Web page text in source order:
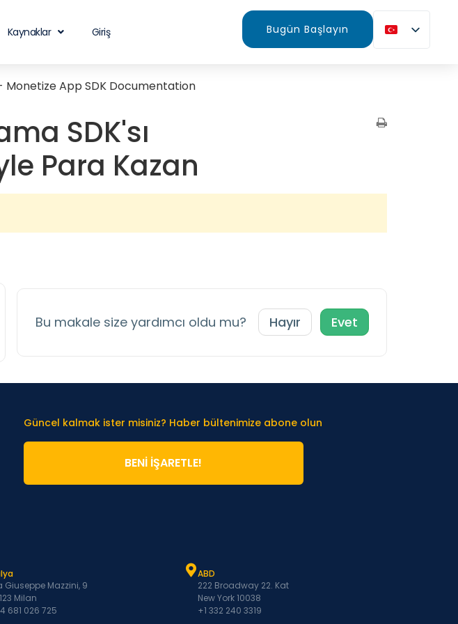
Kaynaklar Giriş Bugün Başlayın
Monetize App SDK Documentation
SDK'sı
Para Kazan
Bu makale size yardımcı oldu mu? Hayır Evet
Güncel kalmak ister misiniz? Haber bültenimize abone olun
BENİ İŞARETLE!
Giuseppe Mazzini, 9
Milan
681 026 725
ABD
222 Broadway 22. Kat
New York 10038
+1 332 240 3319